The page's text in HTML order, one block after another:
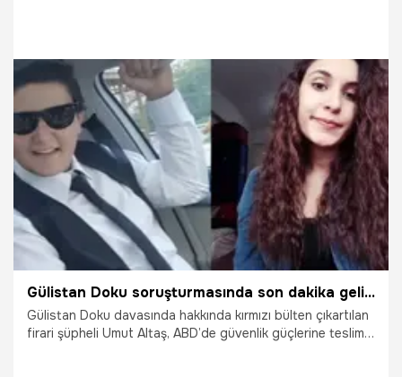
9.06.2026 Diyarbakır
Gülistan Doku soruşturmasında son dakika gelişmesi! Firari şüpheli Umut Altaş ABD'de teslim oldu
Gülistan Doku davasında hakkında kırmızı bülten çıkartılan
firari şüpheli Umut Altaş, ABD’de güvenlik güçlerine teslim